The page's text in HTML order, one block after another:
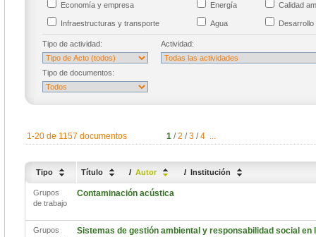
Economía y empresa Energía Calidad
Infraestructuras y transporte Agua
Tipo de actividad: Actividad:
Tipo de documentos:
1-20 de 1157 documentos 1 / 2 / 3 / 4 ...
Tipo Título / Autor / Institución
Grupos
de trabajo
Contaminación acústica
Grupos
Sistemas de gestión ambiental y responsabilidad social en